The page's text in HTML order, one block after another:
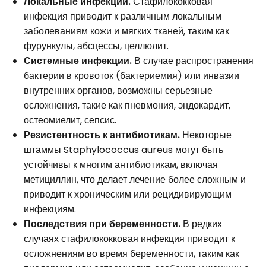
инфекция приводит к различным локальным
заболеваниям кожи и мягких тканей, таким как
фурункулы, абсцессы, целлюлит.
Системные инфекции. В случае распространения
бактерии в кровоток (бактериемия) или инвазии
внутренних органов, возможны серьезные
осложнения, такие как пневмония, эндокардит,
остеомиелит, сепсис.
Резистентность к антибиотикам. Некоторые
штаммы Staphylococcus aureus могут быть
устойчивы к многим антибиотикам, включая
метициллин, что делает лечение более сложным и
приводит к хроническим или рецидивирующим
инфекциям.
Последствия при беременности. В редких
случаях стафилококковая инфекция приводит к
осложнениям во время беременности, таким как